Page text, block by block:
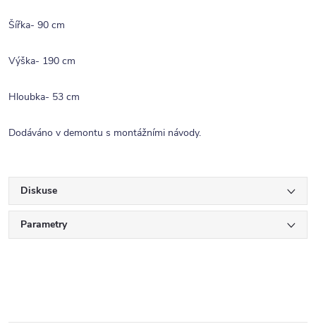
Šířka- 90 cm
Výška- 190 cm
Hloubka- 53 cm
Dodáváno v demontu s montážními návody.
Diskuse
Parametry